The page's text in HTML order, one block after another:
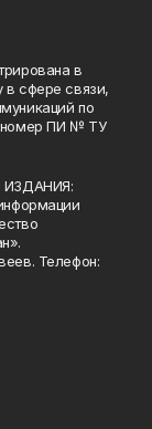
в
в сфере связи,
по
номер ПИ № ТУ
ИЗДАНИЯ:
Телефон: